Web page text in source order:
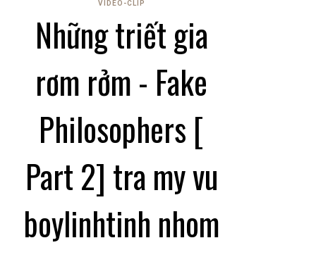
VIDEO-CLIP
Những triết gia
rơm rởm - Fake
Philosophers [
Part 2] tra my vu
boylinhtinh nhom